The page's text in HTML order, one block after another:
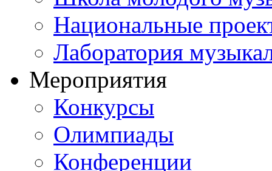
Национальные
Лаборатория
Мероприятия
Конкурсы
Олимпиады
Конференции